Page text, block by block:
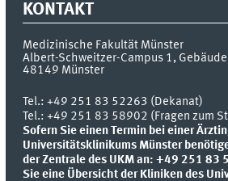
KONTAKT
Medizinische Fakultät Münster
Albert-Schweitzer-Campus 1,
48149 Münster
Tel.:+49 251 83 52263 (Dekanat)
Tel.: +49 251 83 58902 (Fragen zum
Sofern Sie einen Termin bei einer
Universitätsklinikums Münster
der Zentrale des UKM an: +49 251 83
Sie eine Übersicht der Kliniken des